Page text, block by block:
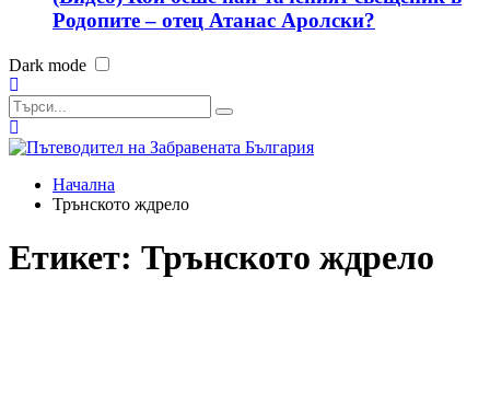
Родопите – отец Атанас Аролски?
Dark mode
Начална
Трънското ждрело
Етикет: Трънското ждрело